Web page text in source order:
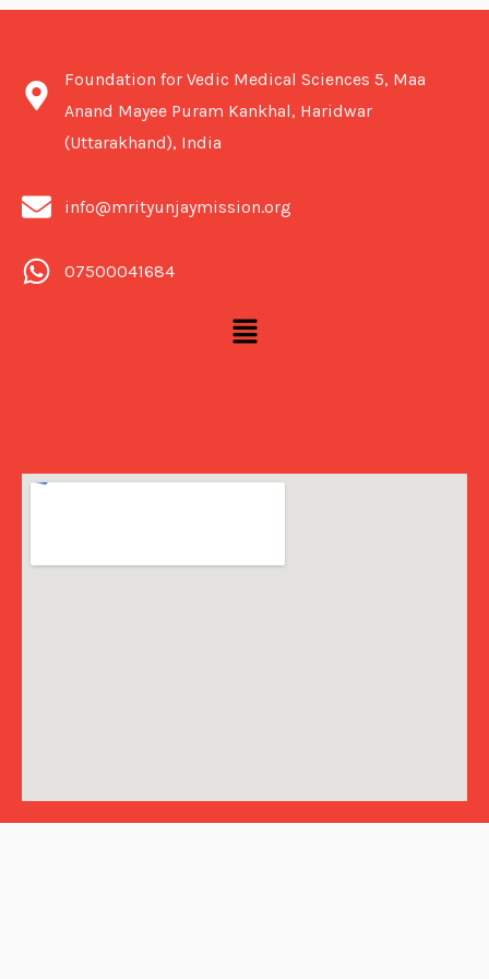
Foundation for Vedic Medical Sciences 5, Maa
Anand Mayee Puram Kankhal, Haridwar
(Uttarakhand), India
info@mrityunjaymission.org
07500041684
Menu